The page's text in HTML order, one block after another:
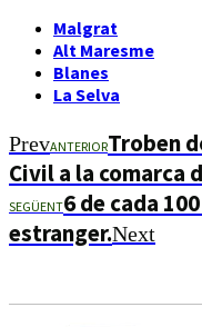
Malgrat
Alt Maresme
Blanes
La Selva
PrevANTERIORTroben
Civil a la comarca
SEGÜENT6 de cada
estranger.Next